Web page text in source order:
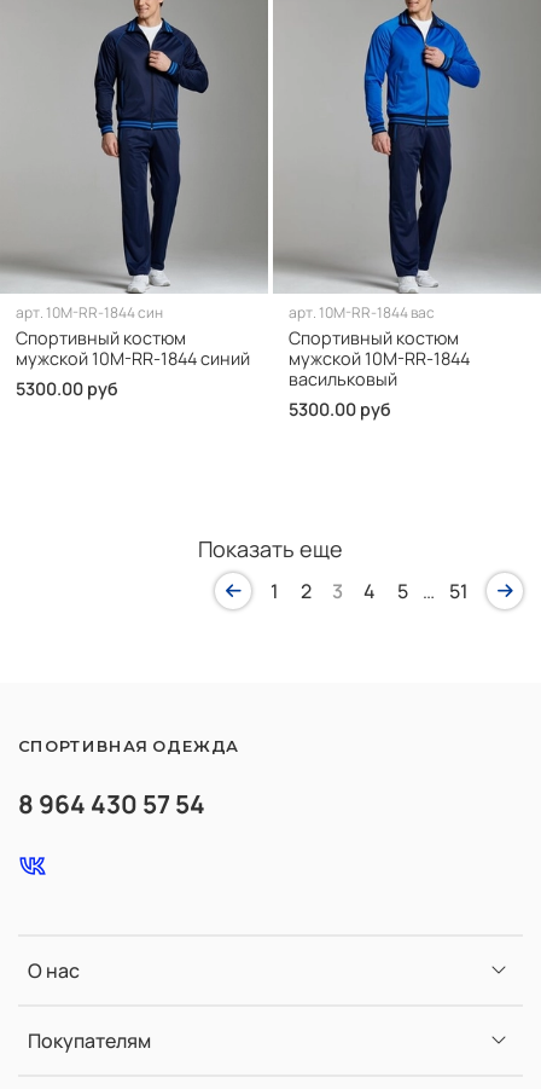
арт. 10M-RR-1844 син
Спортивный костюм
мужской 10M-RR-1844 синий
5300.00 руб
арт. 10M-RR-1844 вас
Спортивный костюм
мужской 10M-RR-1844
васильковый
5300.00 руб
Показать еще
1 2 3 4 5 … 51
О нас
Покупателям
8 964 430 57 54
СПОРТИВНАЯ ОДЕЖДА